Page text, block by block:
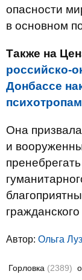
опасности
в основном
Также на
российско-
Донбассе
Она
и
Автор: Ольга
Горловка (2389)